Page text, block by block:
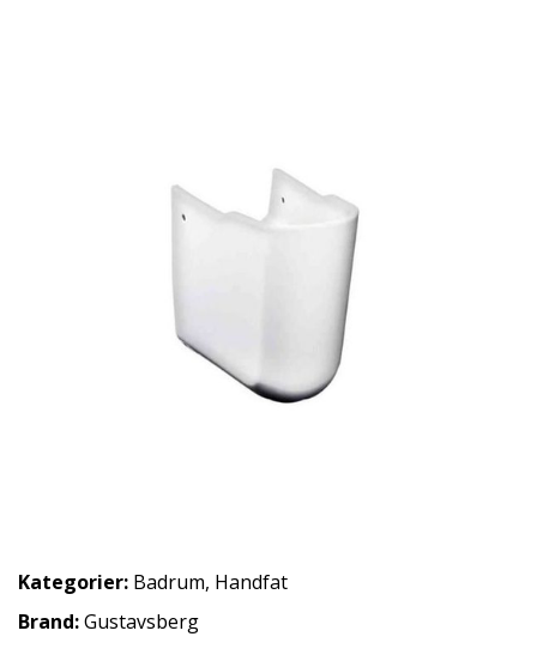
Kategorier: Badrum, Handfat
Brand:Gustavsberg